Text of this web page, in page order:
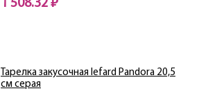
1 508.32 ₽
Тарелка закусочная lefard Pandora 20,5
см серая